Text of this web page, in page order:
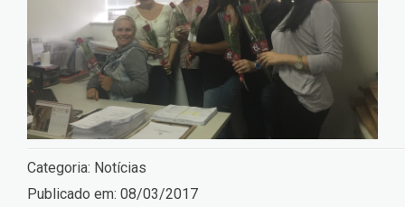
Categoria: Notícias
Publicado em: 08/03/2017